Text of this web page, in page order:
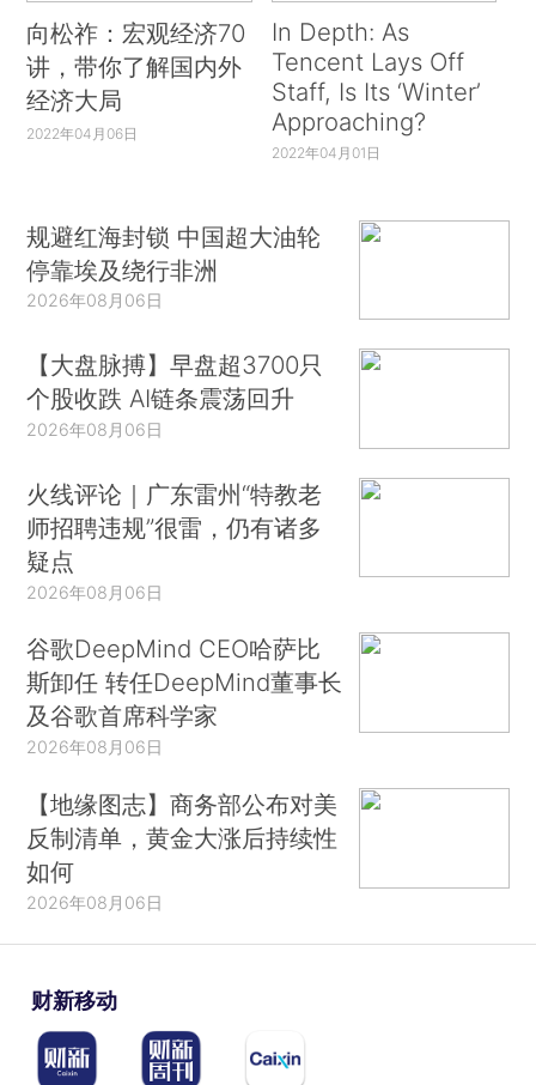
向松祚：宏观经济70
讲，带你了解国内外
经济大局
2022年04月06日
In Depth: As
Tencent Lays Off
Staff, Is Its ‘Winter’
Approaching?
2022年04月01日
规避红海封锁 中国超大油轮
停靠埃及绕行非洲
2026年08月06日
【大盘脉搏】早盘超3700只
个股收跌 AI链条震荡回升
2026年08月06日
火线评论｜广东雷州“特教老
师招聘违规”很雷，仍有诸多
疑点
2026年08月06日
谷歌DeepMind CEO哈萨比
斯卸任 转任DeepMind董事长
及谷歌首席科学家
2026年08月06日
【地缘图志】商务部公布对美
反制清单，黄金大涨后持续性
如何
2026年08月06日
财新移动